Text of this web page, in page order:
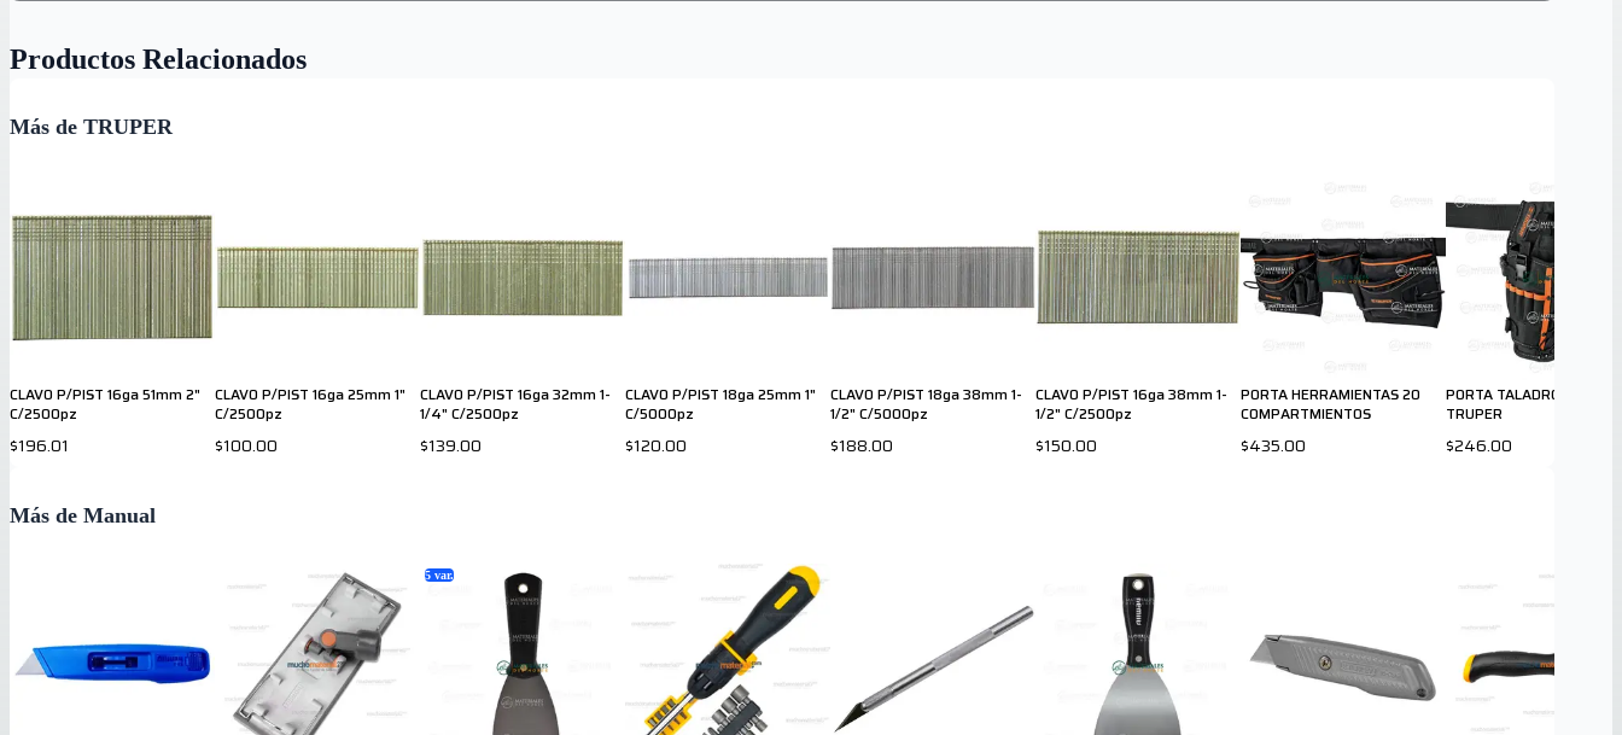
Productos Relacionados
Más de TRUPER
CLAVO P/PIST 16ga 51mm 2"
C/2500pz
$196.01
CLAVO P/PIST 16ga 25mm 1"
C/2500pz
$100.00
CLAVO P/PIST 16ga 32mm 1-
1/4" C/2500pz
$139.00
CLAVO P/PIST 18ga 25mm 1"
C/5000pz
$120.00
CLAVO P/PIST 18ga 38mm 1-
1/2" C/5000pz
$188.00
CLAVO P/PIST 16ga 38mm 1-
1/2" C/2500pz
$150.00
PORTA HERRAMIENTAS 20
COMPARTMIENTOS
$435.00
PORTA TALADRO
TRUPER
$246.00
Más de Manual
5 var.